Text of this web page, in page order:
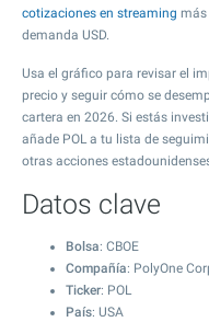
cotizaciones en streaming más
demanda USD.
Usa el gráfico para revisar el
precio y seguir cómo se
cartera en 2026. Si estás
añade POL a tu lista de
otras acciones
Datos clave
Bolsa: CBOE
Compañía: PolyOne
Ticker: POL
País: USA